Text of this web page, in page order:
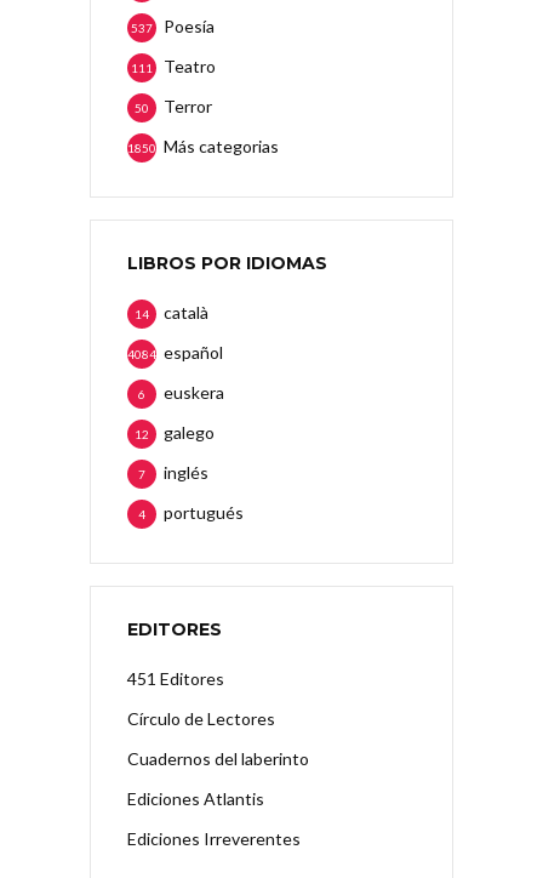
Poesía
537
Teatro
111
Terror
50
Más categorias
1850
LIBROS POR IDIOMAS
català
14
español
4084
euskera
6
galego
12
inglés
7
portugués
4
EDITORES
451 Editores
Círculo de Lectores
Cuadernos del laberinto
Ediciones Atlantis
Ediciones Irreverentes